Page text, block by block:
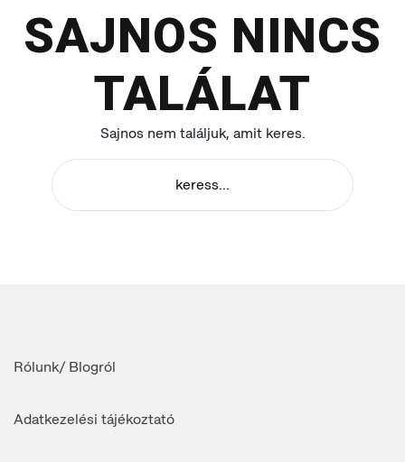
SAJNOS NINCS
TALÁLAT
Sajnos nem találjuk, amit keres.
Rólunk/ Blogról
Adatkezelési tájékoztató